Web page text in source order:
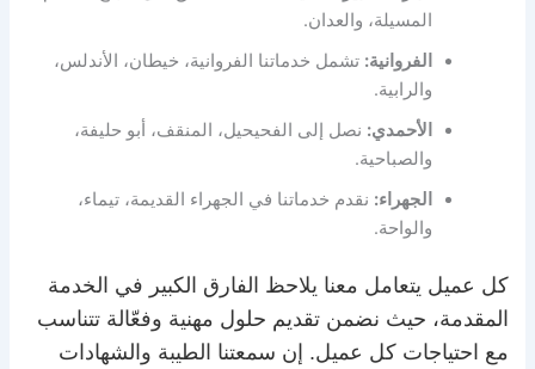
المسيلة، والعدان.
الفروانية: تشمل خدماتنا الفروانية، خيطان، الأندلس،
والرابية.
الأحمدي: نصل إلى الفحيحيل، المنقف، أبو حليفة،
والصباحية.
الجهراء: نقدم خدماتنا في الجهراء القديمة، تيماء،
والواحة.
كل عميل يتعامل معنا يلاحظ الفارق الكبير في الخدمة
المقدمة، حيث نضمن تقديم حلول مهنية وفعّالة تتناسب
مع احتياجات كل عميل. إن سمعتنا الطيبة والشهادات